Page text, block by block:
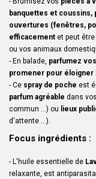
banquettes et coussins,
ouvertures (fenêtres,
efficacement et peut être
ou vos animaux
- En balade, parfumez
promener pour éloigner
- Ce spray de poche est
parfum agréable dans vos
commun ...) ou lieux
d'attente ...).
Focus ingrédients :
- L'huile essentielle de
relaxante, est